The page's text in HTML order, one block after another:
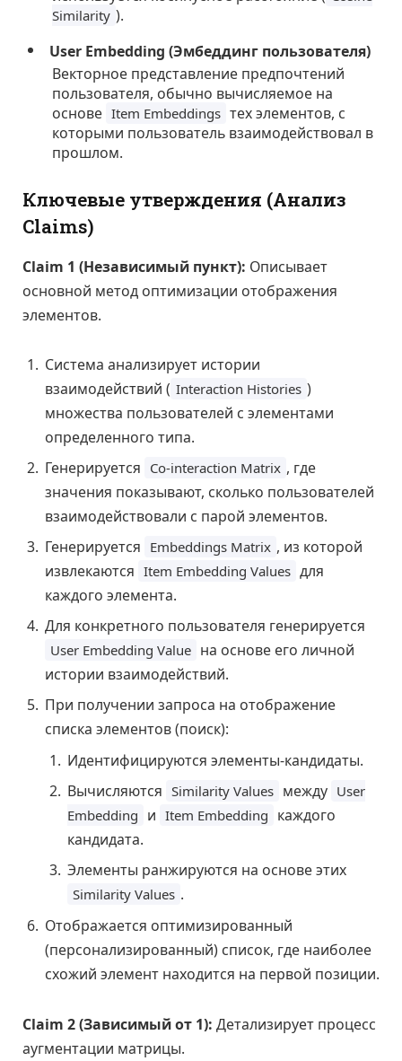
Similarity ).
User Embedding (Эмбеддинг пользователя)
Векторное представление предпочтений
пользователя, обычно вычисляемое на
основе Item Embeddings тех элементов, с
которыми пользователь взаимодействовал в
прошлом.
Ключевые утверждения (Анализ
Claims)
Claim 1 (Независимый пункт): Описывает
основной метод оптимизации отображения
элементов.
Система анализирует истории
взаимодействий ( Interaction Histories )
множества пользователей с элементами
определенного типа.
Генерируется Co-interaction Matrix , где
значения показывают, сколько пользователей
взаимодействовали с парой элементов.
Генерируется Embeddings Matrix , из которой
извлекаются Item Embedding Values для
каждого элемента.
Для конкретного пользователя генерируется
User Embedding Value на основе его личной
истории взаимодействий.
При получении запроса на отображение
списка элементов (поиск):
Идентифицируются элементы-кандидаты.
Вычисляются Similarity Values между User
Embedding и Item Embedding каждого
кандидата.
Элементы ранжируются на основе этих
Similarity Values .
Отображается оптимизированный
(персонализированный) список, где наиболее
схожий элемент находится на первой позиции.
Claim 2 (Зависимый от 1): Детализирует процесс
аугментации матрицы.